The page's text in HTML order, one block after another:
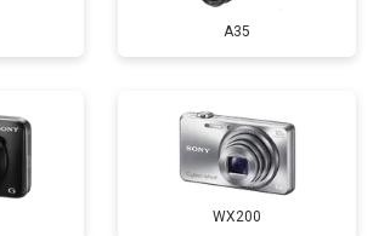
A35
WX200